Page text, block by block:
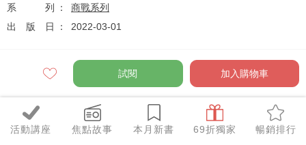
活動講座 焦點故事 本月新書 69折獨家 暢銷排行
系列
商戰系列
出版日
2022-03-01
定價 $350
優惠價 折
試閱 加入購物車